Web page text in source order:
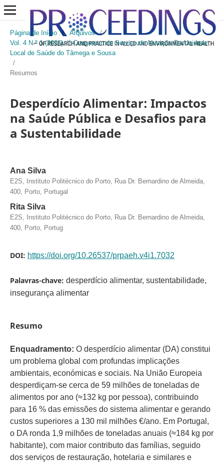
Página de Início / Arquivos
/
Vol. 4 N.º 1 (2026): II Congresso do Serviço de Nutrição Da Unidade
Local de Saúde do Tâmega e Sousa
/
Resumos
Desperdício Alimentar: Impactos
na Saúde Pública e Desafios para
a Sustentabilidade
Ana Silva
E2S, Instituto Politécnico do Porto, Rua Dr. Bernardino de Almeida,
400, Porto, Portugal
Rita Silva
E2S, Instituto Politécnico do Porto, Rua Dr. Bernardino de Almeida,
400, Porto, Portug
DOI: https://doi.org/10.26537/prpaeh.v4i1.7032
Palavras-chave: desperdício alimentar, sustentabilidade,
insegurança alimentar
Resumo
Enquadramento: O desperdício alimentar (DA) constitui
um problema global com profundas implicações
ambientais, económicas e sociais. Na União Europeia
desperdiçam-se cerca de 59 milhões de toneladas de
alimentos por ano (≈132 kg por pessoa), contribuindo
para 16 % das emissões do sistema alimentar e gerando
custos superiores a 130 mil milhões €/ano. Em Portugal,
o DA ronda 1,9 milhões de toneladas anuais (≈184 kg por
habitante), com maior contributo das famílias, seguido
dos serviços de restauração, hotelaria e similares e